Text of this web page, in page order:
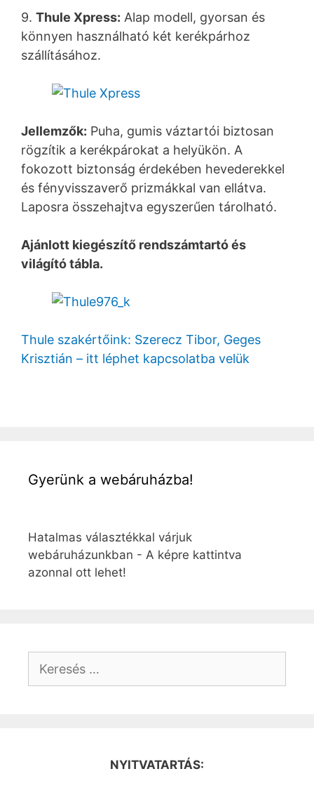
9. Thule Xpress: Alap modell, gyorsan és
könnyen használható két kerékpárhoz
szállításához.
Jellemzők: Puha, gumis váztartói biztosan
rögzítik a kerékpárokat a helyükön. A
fokozott biztonság érdekében hevederekkel
és fényvisszaverő prizmákkal van ellátva.
Laposra összehajtva egyszerűen tárolható.
Ajánlott kiegészítő rendszámtartó és
világító tábla.
Thule szakértőink: Szerecz Tibor, Geges
Krisztián – itt léphet kapcsolatba velük
Gyerünk a webáruházba!
Hatalmas választékkal várjuk
webáruházunkban - A képre kattintva
azonnal ott lehet!
NYITVATARTÁS: